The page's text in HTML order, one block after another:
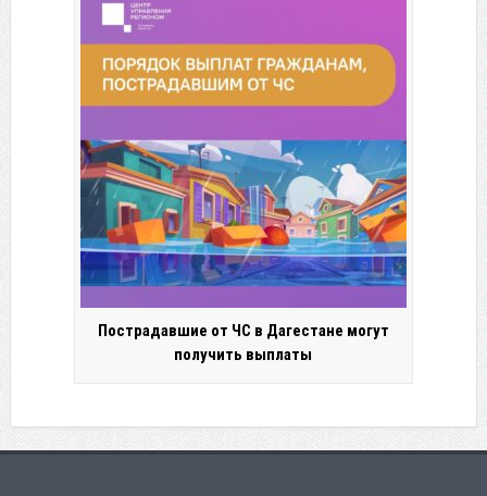
Пострадавшие от ЧС в Дагестане могут
получить выплаты